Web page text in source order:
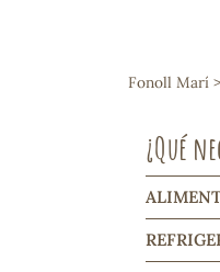
Fonoll Marí >
¿Qué